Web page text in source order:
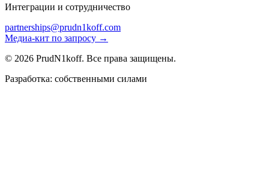
Интеграции и сотрудничество
partnerships@prudn1koff.com
Медиа-кит по запросу →
© 2026 PrudN1koff. Все права защищены.
Разработка: собственными силами